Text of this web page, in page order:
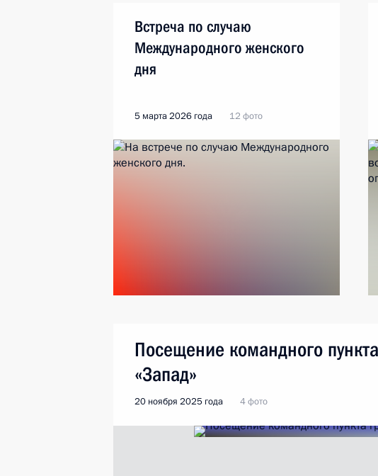
Встреча по случаю
Международного женского
дня
5 марта 2026 года 12 фото
Посещение командного
«Запад»
20 ноября 2025 года 4 фото